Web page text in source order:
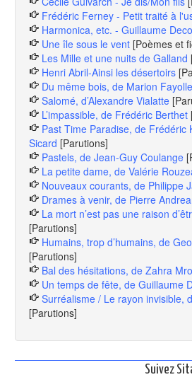
Frédéric Ferney - Petit traité à
Harmonica, etc. - Guillaume
Une île sous le vent [Poèmes et
Les Mille et une nuits de Galland
Henri Abril-Ainsi les désertoirs
Du même bois, de Marion Fayolle
Salomé, d’Alexandre Vialatte
L’impassible, de Frédéric Berthet
Past Time Paradise, de Frédéric
Sicard [Parutions]
Pastels, de Jean-Guy Coulange
La petite dame, de Valérie
Nouveaux courants, de Philippe
Drames à venir, de Pierre
La mort n’est pas une raison
[Parutions]
Humains, trop d’humains, de
[Parutions]
Bal des hésitations, de Zahra
Un temps de fête, de Guillaume
Surréalisme / Le rayon invisible,
[Parutions]
Suivez